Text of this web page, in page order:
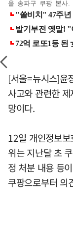
울 송파구 쿠팡 본사.
[서울=뉴시스]윤
사고와 관련한
망이다.
12일 개인정보
위는 지난달 초
정 처분 내용 등
쿠팡으로부터 의